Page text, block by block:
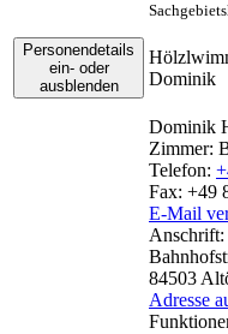
Personendetails
ein- oder
ausblenden
Dominik
Dominik
Zimmer:
Telefon:
Fax: +49
E-Mail
Anschrift:
84503
Adresse